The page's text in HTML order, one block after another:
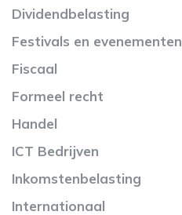
Dividendbelasting
Festivals en evenementen
Fiscaal
Formeel recht
Handel
ICT Bedrijven
Inkomstenbelasting
Internationaal